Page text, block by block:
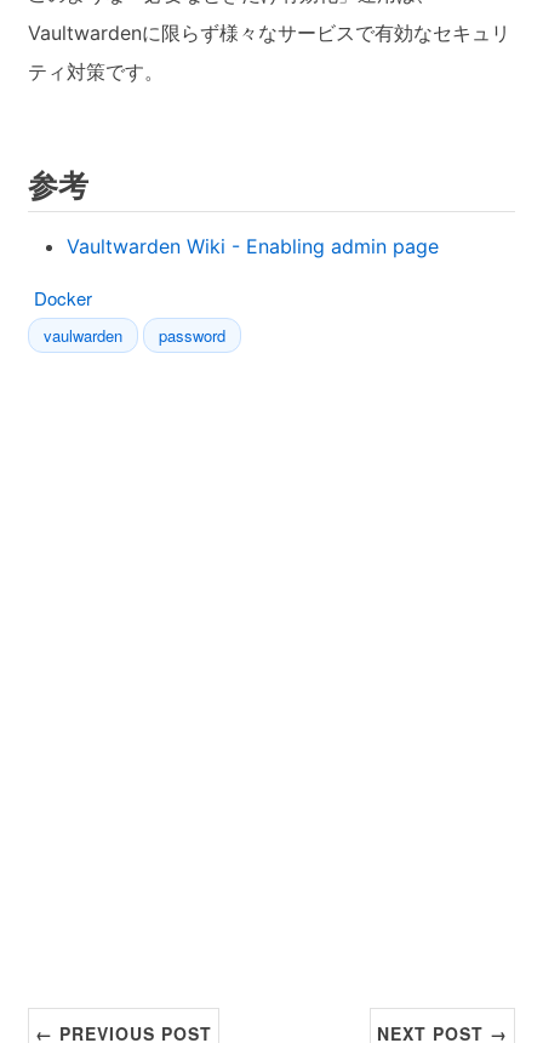
Vaultwardenに限らず様々なサービスで有効なセキュリ
ティ対策です。
参考
Vaultwarden Wiki - Enabling admin page
Docker
vaulwarden password
← PREVIOUS POST NEXT POST →